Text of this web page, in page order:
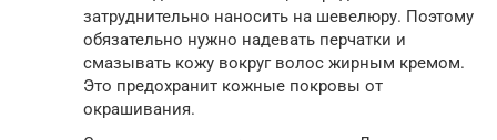
затруднительно наносить на шевелюру. Поэтому
обязательно нужно надевать перчатки и
смазывать кожу вокруг волос жирным кремом.
Это предохранит кожные покровы от
окрашивания.